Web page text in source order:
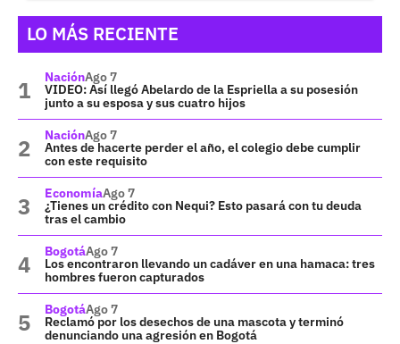
LO MÁS RECIENTE
NaciónAgo 7
VIDEO: Así llegó Abelardo de la Espriella a su posesión
junto a su esposa y sus cuatro hijos
NaciónAgo 7
Antes de hacerte perder el año, el colegio debe cumplir
con este requisito
EconomíaAgo 7
¿Tienes un crédito con Nequi? Esto pasará con tu deuda
tras el cambio
BogotáAgo 7
Los encontraron llevando un cadáver en una hamaca: tres
hombres fueron capturados
BogotáAgo 7
Reclamó por los desechos de una mascota y terminó
denunciando una agresión en Bogotá